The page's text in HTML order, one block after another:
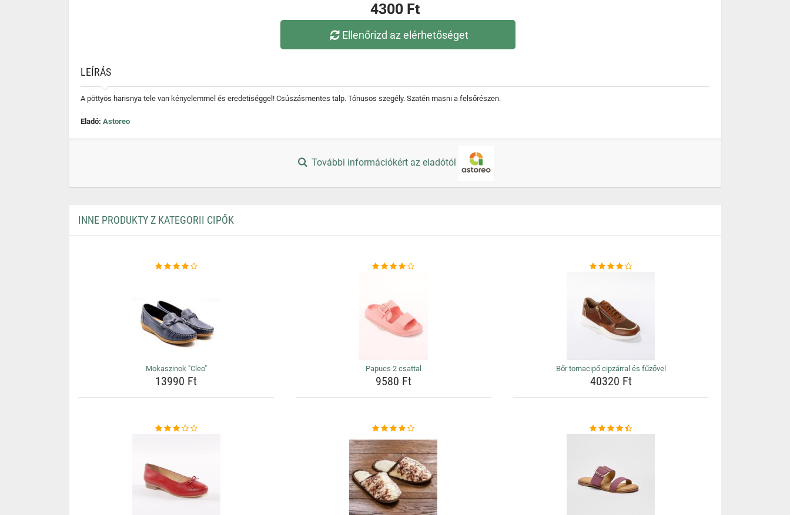
4300 Ft
Ellenőrizd az elérhetőséget
LEÍRÁS
A pöttyös harisnya tele van kényelemmel és eredetiséggel! Csúszásmentes talp. Tónusos szegély. Szatén masni a felsőrészen.
Eladó: Astoreo
További információkért az eladótól
INNE PRODUKTY Z KATEGORII CIPŐK
Mokaszinok "Cleo"
13990 Ft
Papucs 2 csattal
9580 Ft
Bőr tornacipő cipzárral és fűzővel
40320 Ft